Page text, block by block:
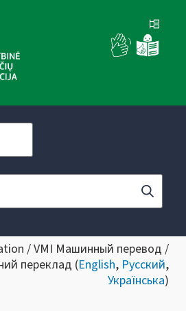
/ VMI Машинный перевод /
переклад (English, Русский,
Українська)